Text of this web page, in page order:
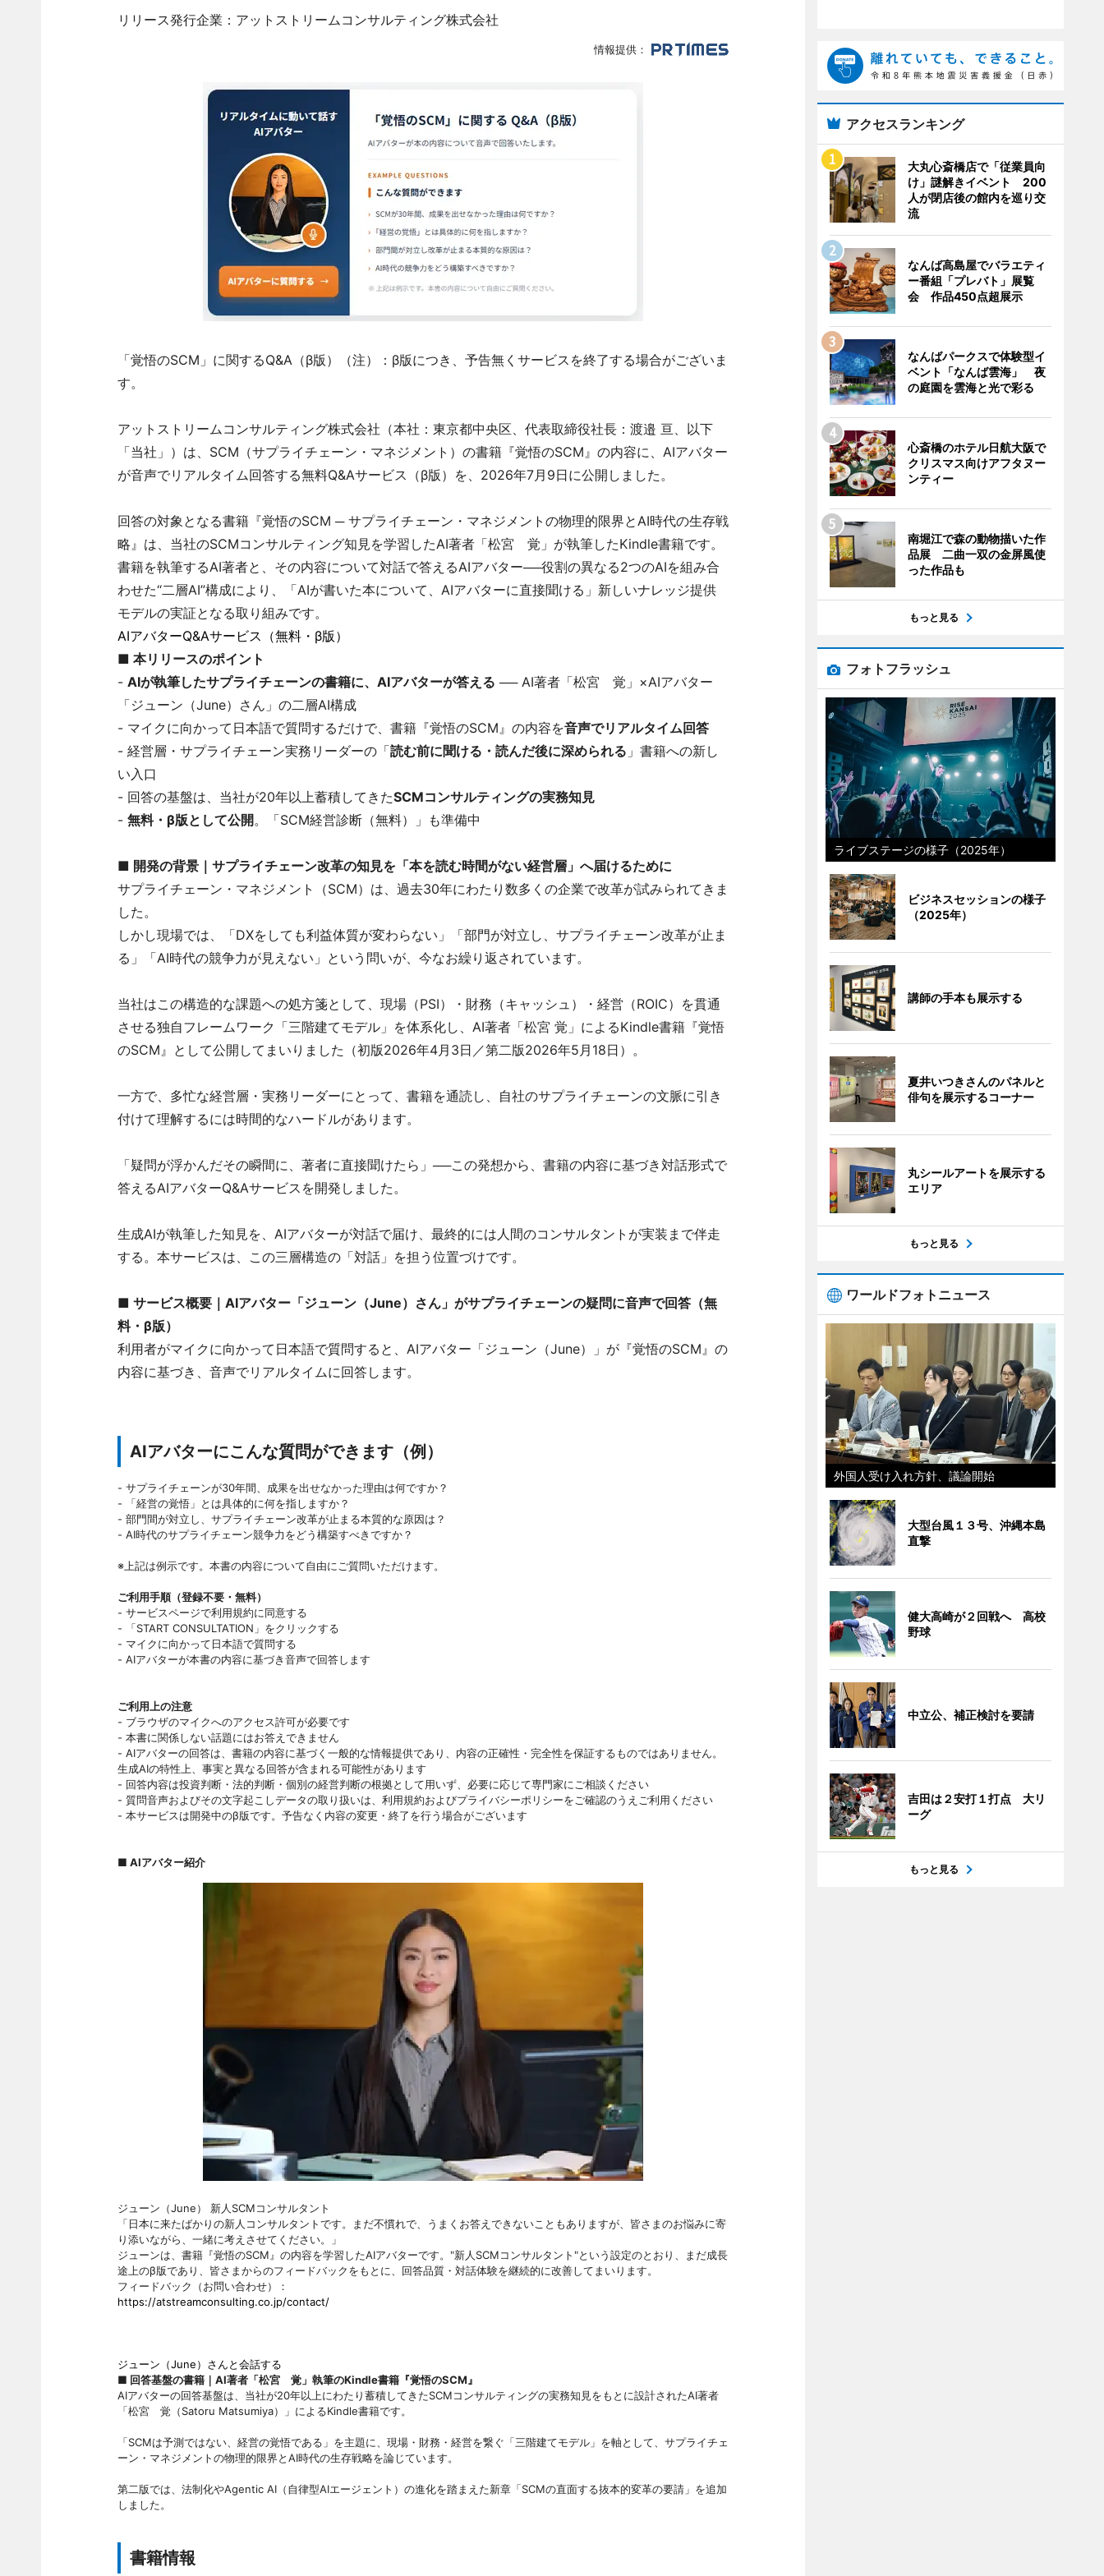
リリース発行企業：アットストリームコンサルティング株式会社
情報提供：
「覚悟のSCM」に関するQ&A（β版）（注）：β版につき、予告無くサービスを終了する場合がございま
す。
アットストリームコンサルティング株式会社（本社：東京都中央区、代表取締役社長：渡邉 亘、以下
「当社」）は、SCM（サプライチェーン・マネジメント）の書籍『覚悟のSCM』の内容に、AIアバター
が音声でリアルタイム回答する無料Q&Aサービス（β版）を、2026年7月9日に公開しました。
回答の対象となる書籍『覚悟のSCM ─ サプライチェーン・マネジメントの物理的限界とAI時代の生存戦
略』は、当社のSCMコンサルティング知見を学習したAI著者「松宮 覚」が執筆したKindle書籍です。
書籍を執筆するAI著者と、その内容について対話で答えるAIアバター──役割の異なる2つのAIを組み合
わせた“二層AI”構成により、「AIが書いた本について、AIアバターに直接聞ける」新しいナレッジ提供
モデルの実証となる取り組みです。
AIアバターQ&Aサービス（無料・β版）
■ 本リリースのポイント
- AIが執筆したサプライチェーンの書籍に、AIアバターが答える ── AI著者「松宮 覚」×AIアバター
「ジューン（June）さん」の二層AI構成
- マイクに向かって日本語で質問するだけで、書籍『覚悟のSCM』の内容を音声でリアルタイム回答
- 経営層・サプライチェーン実務リーダーの「読む前に聞ける・読んだ後に深められる 」書籍への新し
い入口
- 回答の基盤は、当社が20年以上蓄積してきたSCMコンサルティングの実務知見
- 無料・β版として公開。「SCM経営診断（無料）」も準備中
■ 開発の背景｜サプライチェーン改革の知見を「本を読む時間がない経営層」へ届けるために
サプライチェーン・マネジメント（SCM）は、過去30年にわたり数多くの企業で改革が試みられてきま
した。
しかし現場では、「DXをしても利益体質が変わらない」「部門が対立し、サプライチェーン改革が止ま
る」「AI時代の競争力が見えない」という問いが、今なお繰り返されています。
当社はこの構造的な課題への処方箋として、現場（PSI）・財務（キャッシュ）・経営（ROIC）を貫通
させる独自フレームワーク「三階建てモデル」を体系化し、AI著者「松宮 覚」によるKindle書籍『覚悟
のSCM』として公開してまいりました（初版2026年4月3日／第二版2026年5月18日）。
一方で、多忙な経営層・実務リーダーにとって、書籍を通読し、自社のサプライチェーンの文脈に引き
付けて理解するには時間的なハードルがあります。
「疑問が浮かんだその瞬間に、著者に直接聞けたら」──この発想から、書籍の内容に基づき対話形式で
答えるAIアバターQ&Aサービスを開発しました。
生成AIが執筆した知見を、AIアバターが対話で届け、最終的には人間のコンサルタントが実装まで伴走
する。本サービスは、この三層構造の「対話」を担う位置づけです。
■ サービス概要｜AIアバター「ジューン（June）さん」がサプライチェーンの疑問に音声で回答（無
料・β版）
利用者がマイクに向かって日本語で質問すると、AIアバター「ジューン（June）」が『覚悟のSCM』の
内容に基づき、音声でリアルタイムに回答します。
AIアバターにこんな質問ができます（例）
- サプライチェーンが30年間、成果を出せなかった理由は何ですか？
- 「経営の覚悟」とは具体的に何を指しますか？
- 部門間が対立し、サプライチェーン改革が止まる本質的な原因は？
- AI時代のサプライチェーン競争力をどう構築すべきですか？
※上記は例示です。本書の内容について自由にご質問いただけます。
ご利用手順（登録不要・無料）
- サービスページで利用規約に同意する
- 「START CONSULTATION」をクリックする
- マイクに向かって日本語で質問する
- AIアバターが本書の内容に基づき音声で回答します
ご利用上の注意
- ブラウザのマイクへのアクセス許可が必要です
- 本書に関係しない話題にはお答えできません
- AIアバターの回答は、書籍の内容に基づく一般的な情報提供であり、内容の正確性・完全性を保証するものではありません。
生成AIの特性上、事実と異なる回答が含まれる可能性があります
- 回答内容は投資判断・法的判断・個別の経営判断の根拠として用いず、必要に応じて専門家にご相談ください
- 質問音声およびその文字起こしデータの取り扱いは、利用規約およびプライバシーポリシーをご確認のうえご利用ください
- 本サービスは開発中のβ版です。予告なく内容の変更・終了を行う場合がございます
■ AIアバター紹介
ジューン（June） 新人SCMコンサルタント
「日本に来たばかりの新人コンサルタントです。まだ不慣れで、うまくお答えできないこともありますが、皆さまのお悩みに寄
り添いながら、一緒に考えさせてください。」
ジューンは、書籍『覚悟のSCM』の内容を学習したAIアバターです。"新人SCMコンサルタント"という設定のとおり、まだ成長
途上のβ版であり、皆さまからのフィードバックをもとに、回答品質・対話体験を継続的に改善してまいります。
フィードバック（お問い合わせ）：
https://atstreamconsulting.co.jp/contact/
ジューン（June）さんと会話する
■ 回答基盤の書籍｜AI著者「松宮 覚」執筆のKindle書籍『覚悟のSCM』
AIアバターの回答基盤は、当社が20年以上にわたり蓄積してきたSCMコンサルティングの実務知見をもとに設計されたAI著者
「松宮 覚（Satoru Matsumiya）」によるKindle書籍です。
「SCMは予測ではない、経営の覚悟である」を主題に、現場・財務・経営を繋ぐ「三階建てモデル」を軸として、サプライチェ
ーン・マネジメントの物理的限界とAI時代の生存戦略を論じています。
第二版では、法制化やAgentic AI（自律型AIエージェント）の進化を踏まえた新章「SCMの直面する抜本的変革の要請」を追加
しました。
書籍情報
アクセスランキング
大丸心斎橋店で「従業員向
け」謎解きイベント 200
人が閉店後の館内を巡り交
流
なんば高島屋でバラエティ
ー番組「プレバト」展覧
会 作品450点超展示
なんばパークスで体験型イ
ベント「なんば雲海」 夜
の庭園を雲海と光で彩る
心斎橋のホテル日航大阪で
クリスマス向けアフタヌー
ンティー
南堀江で森の動物描いた作
品展 二曲一双の金屏風使
った作品も
もっと見る
フォトフラッシュ
ライブステージの様子（2025年）
ビジネスセッションの様子
（2025年）
講師の手本も展示する
夏井いつきさんのパネルと
俳句を展示するコーナー
丸シールアートを展示する
エリア
もっと見る
ワールドフォトニュース
外国人受け入れ方針、議論開始
大型台風１３号、沖縄本島
直撃
健大高崎が２回戦へ 高校
野球
中立公、補正検討を要請
吉田は２安打１打点 大リ
ーグ
もっと見る